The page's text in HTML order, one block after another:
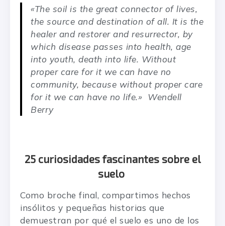
«The soil is the great connector of lives,
the source and destination of all. It is the
healer and restorer and resurrector, by
which disease passes into health, age
into youth, death into life. Without
proper care for it we can have no
community, because without proper care
for it we can have no life.» Wendell
Berry
25 curiosidades fascinantes sobre el
suelo
Como broche final, compartimos hechos
insólitos y pequeñas historias que
demuestran por qué el suelo es uno de los